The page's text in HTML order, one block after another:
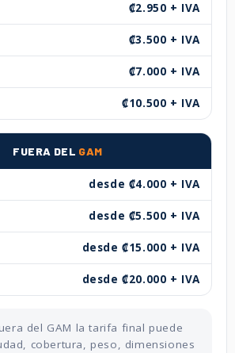
₡2.950 + IVA
₡3.500 + IVA
₡7.000 + IVA
₡10.500 + IVA
FUERA DEL GAM
desde ₡4.000 + IVA
desde ₡5.500 + IVA
desde ₡15.000 + IVA
desde ₡20.000 + IVA
del GAM la tarifa final puede
cobertura, peso, dimensiones